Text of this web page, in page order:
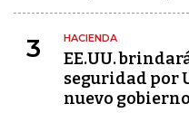
3 HACIENDA
EE.UU.
seguridad por
nuevo gobierno